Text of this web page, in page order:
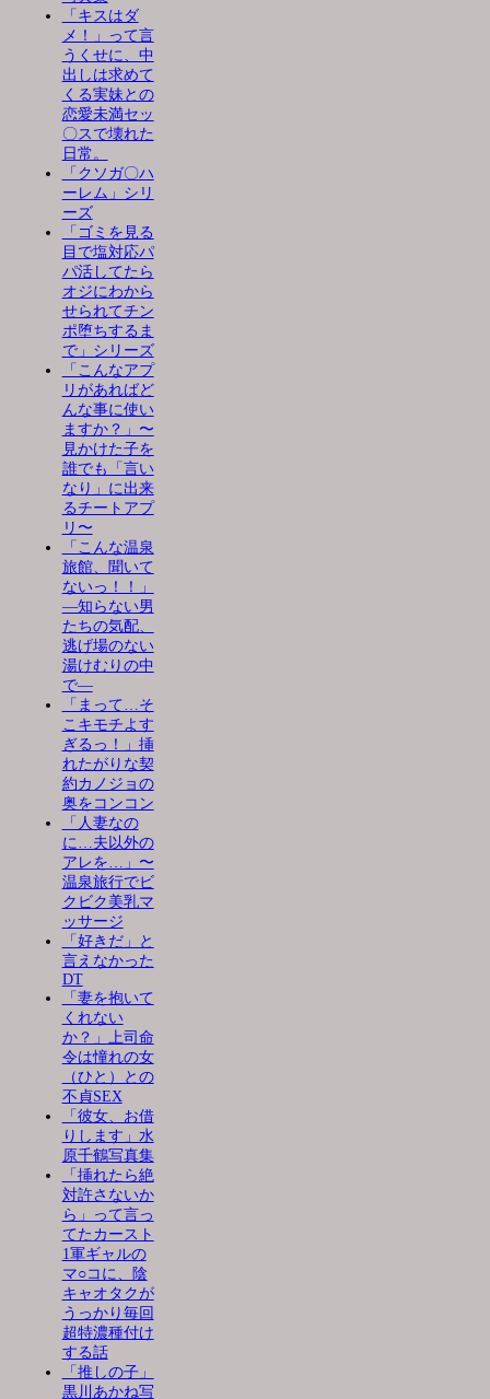
「キスはダ
メ！」って言
うくせに、中
出しは求めて
くる実妹との
恋愛未満セッ
〇スで壊れた
日常。
「クソガ〇ハ
ーレム」シリ
ーズ
「ゴミを見る
目で塩対応パ
パ活してたら
オジにわから
せられてチン
ポ堕ちするま
で」シリーズ
「こんなアプ
リがあればど
んな事に使い
ますか？」〜
見かけた子を
誰でも「言い
なり」に出来
るチートアプ
リ〜
「こんな温泉
旅館、聞いて
ないっ！！」
―知らない男
たちの気配、
逃げ場のない
湯けむりの中
で―
「まって…そ
こキモチよす
ぎるっ！」挿
れたがりな契
約カノジョの
奥をコンコン
「人妻なの
に…夫以外の
アレを…」〜
温泉旅行でビ
クビク美乳マ
ッサージ
「好きだ」と
言えなかった
DT
「妻を抱いて
くれない
か？」上司命
令は憧れの女
（ひと）との
不貞SEX
「彼女、お借
りします」水
原千鶴写真集
「挿れたら絶
対許さないか
ら」って言っ
てたカースト
1軍ギャルの
マ○コに、陰
キャオタクが
うっかり毎回
超特濃種付け
する話
「推しの子」
黒川あかね写